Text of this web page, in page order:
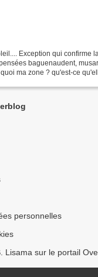
Exception qui confirme
baguenaudent,
ma zone ? qu'est-ce
personnelles
Lisama sur le portail